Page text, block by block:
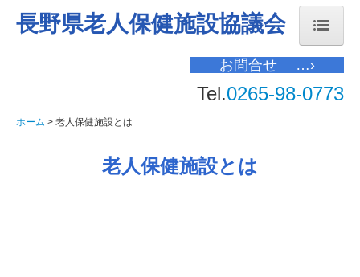
長野県老人保健施設協議会
お問合せ …›
Tel.0265-98-0773
ホーム 老人保健施設とは
老人保健施設とは